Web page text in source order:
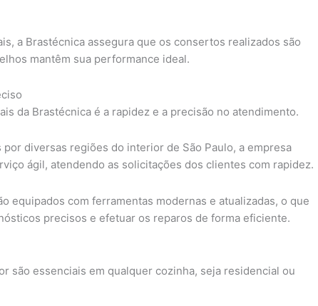
a Brastécnica assegura que os consertos realizados são
mantêm sua performance ideal.
da Brastécnica é a rapidez e a precisão no atendimento.
diversas regiões do interior de São Paulo, a empresa
ágil, atendendo as solicitações dos clientes com rapidez.
equipados com ferramentas modernas e atualizadas, o que
precisos e efetuar os reparos de forma eficiente.
são essenciais em qualquer cozinha, seja residencial ou